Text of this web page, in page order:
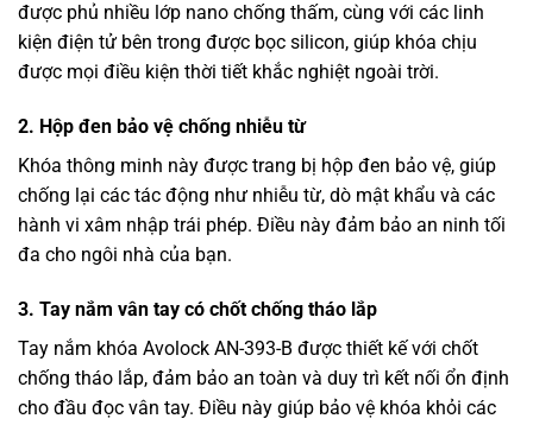
được phủ nhiều lớp nano chống thấm, cùng với các linh
kiện điện tử bên trong được bọc silicon, giúp khóa chịu
được mọi điều kiện thời tiết khắc nghiệt ngoài trời.
2. Hộp đen bảo vệ chống nhiễu từ
Khóa thông minh này được trang bị hộp đen bảo vệ, giúp
chống lại các tác động như nhiễu từ, dò mật khẩu và các
hành vi xâm nhập trái phép. Điều này đảm bảo an ninh tối
đa cho ngôi nhà của bạn.
3. Tay nắm vân tay có chốt chống tháo lắp
Tay nắm khóa Avolock AN-393-B được thiết kế với chốt
chống tháo lắp, đảm bảo an toàn và duy trì kết nối ổn định
cho đầu đọc vân tay. Điều này giúp bảo vệ khóa khỏi các